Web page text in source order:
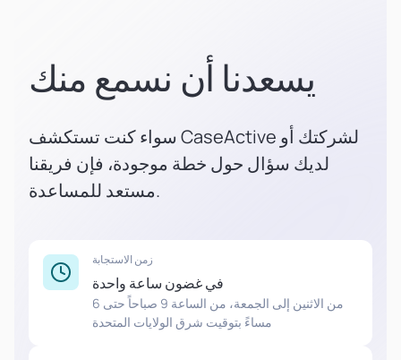
يسعدنا أن نسمع منك
سواء كنت تستكشف CaseActive لشركتك أو
لديك سؤال حول خطة موجودة، فإن فريقنا
مستعد للمساعدة.
زمن الاستجابة
في غضون ساعة واحدة
من الاثنين إلى الجمعة، من الساعة 9 صباحاً حتى 6
مساءً بتوقيت شرق الولايات المتحدة